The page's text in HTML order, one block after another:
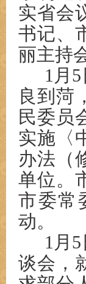
实省会
书记、
丽主持
1月
良 到菏
民委员
实施〈
办法（
单位。
市委常
动。
1月
谈会，